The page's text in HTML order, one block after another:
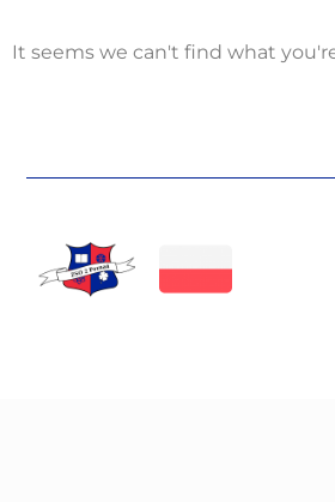
It seems we can't find what